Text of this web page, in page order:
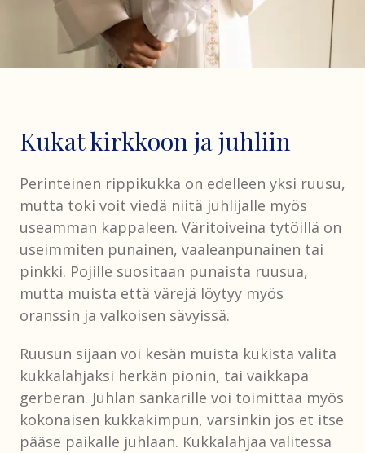
Kukat kirkkoon ja juhliin
Perinteinen rippikukka on edelleen yksi ruusu,
mutta toki voit viedä niitä juhlijalle myös
useamman kappaleen. Väritoiveina tytöillä on
useimmiten punainen, vaaleanpunainen tai
pinkki. Pojille suositaan punaista ruusua,
mutta muista että värejä löytyy myös
oranssin ja valkoisen sävyissä.
Ruusun sijaan voi kesän muista kukista valita
kukkalahjaksi herkän pionin, tai vaikkapa
gerberan. Juhlan sankarille voi toimittaa myös
kokonaisen kukkakimpun, varsinkin jos et itse
pääse paikalle juhlaan. Kukkalahjaa valitessa